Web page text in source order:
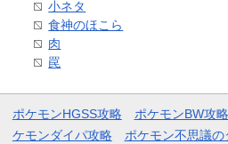
小ネタ
食神のほこら
肉
罠
ポケモンHGSS攻略 ポケモンBW攻略
ケモンダイパ攻略
ポケモン不思議